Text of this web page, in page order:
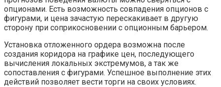
опционами. Есть возможность совпадения опционов с
фигурами, и цена зачастую перескакивает в другую
сторону при соприкосновении с опционным барьером.
Установка отложенного ордера возможна после
создания коридора на графике цен, последующего
вычисления локальных экстремумов, а так же
сопоставления с фигурами. Успешное выполнение этих
действий позволяет вести торги на своих условиях.